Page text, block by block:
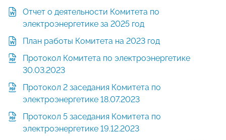
Отчет о деятельности Комитета по
электроэнергетике за 2025 год
План работы Комитета на 2023 год
Протокол Комитета по электроэнергетике
30.03.2023
Протокол 2 заседания Комитета по
электроэнергетике 18.07.2023
Протокол 5 заседания Комитета по
электроэнергетике 19.12.2023